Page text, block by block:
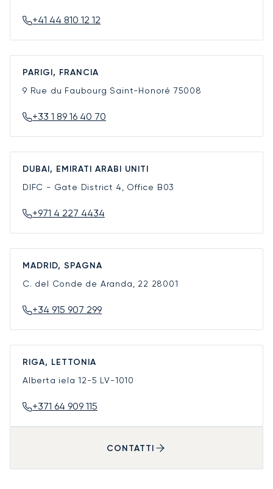
+41 44 810 12 12
PARIGI, FRANCIA
9 Rue du Faubourg Saint-Honoré 75008
+33 1 89 16 40 70
DUBAI, EMIRATI ARABI UNITI
DIFC - Gate District 4, Office B03
+971 4 227 4434
MADRID, SPAGNA
C. del Conde de Aranda, 22 28001
+34 915 907 299
RIGA, LETTONIA
Alberta iela 12-5 LV-1010
+371 64 909 115
CONTATTI